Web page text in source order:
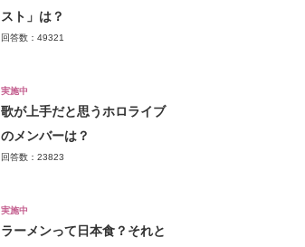
スト」は？
回答数：49321
実施中
歌が上手だと思うホロライブ
のメンバーは？
回答数：23823
実施中
ラーメンって日本食？それと